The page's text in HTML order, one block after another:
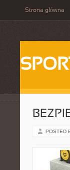
Strona główna
POSTED